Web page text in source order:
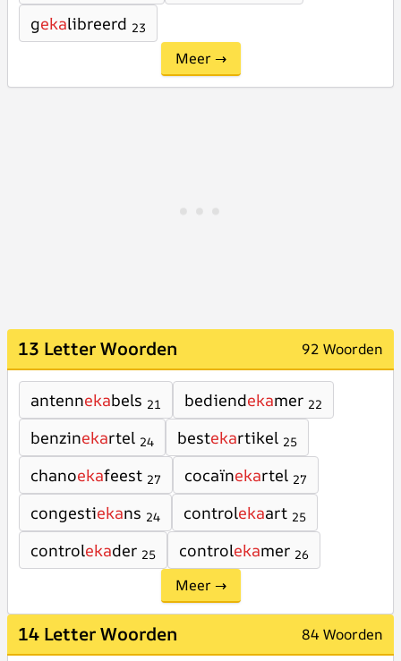
gekalibreerd 23
Meer →
13 Letter Woorden 92 Woorden
antennekabels 21 bediendekamer 22
benzinekartel 24 bestekartikel 25
chanoekafeest 27 cocaïnekartel 27
congestiekans 24 controlekaart 25
controlekader 25 controlekamer 26
Meer →
14 Letter Woorden 84 Woorden